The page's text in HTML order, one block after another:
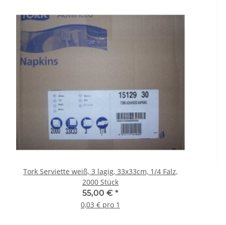
Tork Serviette weiß, 3 lagig, 33x33cm, 1/4 Falz,
2000 Stück
55,00 € *
0,03 € pro 1